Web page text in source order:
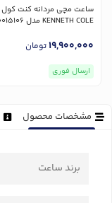
ساعت مچی مردانه کنت کول
KENNETH COLE مدل KCWGG0015106
19,900,000تومان
ارسال فوری
مشخصات محصول
برند ساعت